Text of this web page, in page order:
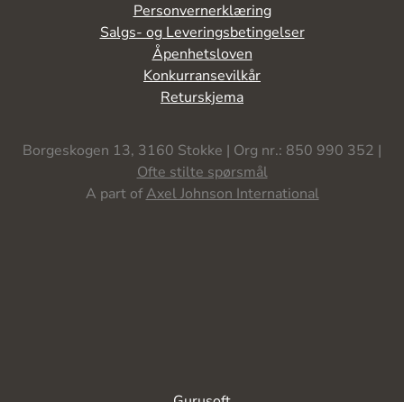
Personvernerklæring
Salgs- og Leveringsbetingelser
Åpenhetsloven
Konkurransevilkår
Returskjema
Borgeskogen 13, 3160 Stokke | Org nr.: 850 990 352 |
Ofte stilte spørsmål
A part ofAxel Johnson International